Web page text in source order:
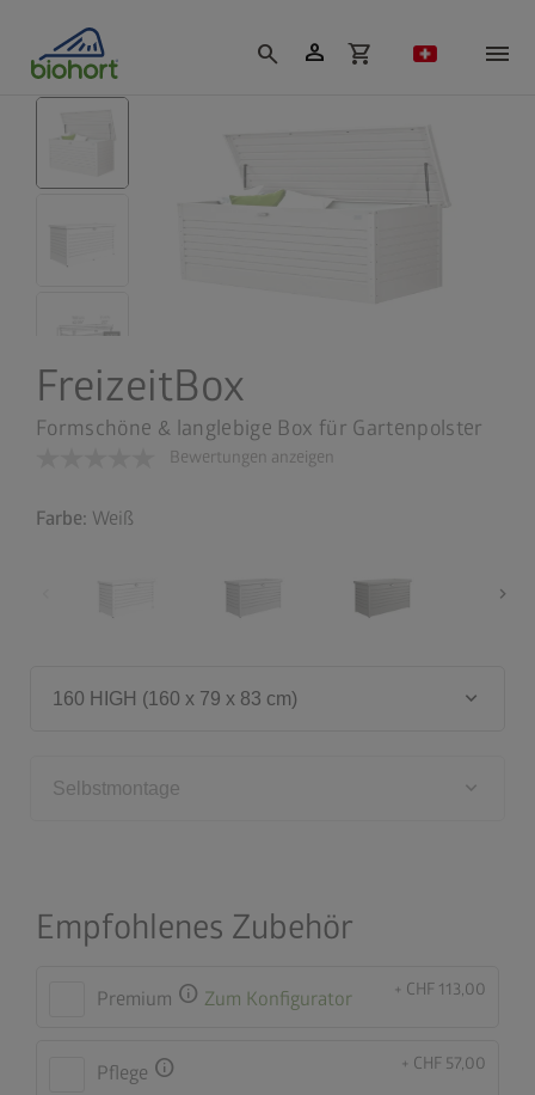
search person shopping_cart
FreizeitBox
Formschöne & langlebige Box für Gartenpolster
Bewertungen anzeigen
Farbe: Weiß
chevron_right
160 HIGH (160 x 79 x 83 cm) keyboard_arrow_down
Selbstmontage keyboard_arrow_down
Empfohlenes Zubehör
Premium info Zum Konfigurator + CHF 113,00
Pflege info + CHF 57,00